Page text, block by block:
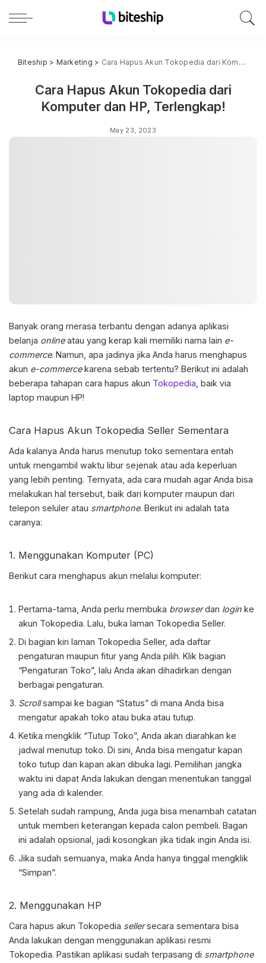
Biteship > Marketing > Cara Hapus Akun Tokopedia dari Komputer dan HP, Terlengkap!
Cara Hapus Akun Tokopedia dari
Komputer dan HP, Terlengkap!
May 23, 2023
Banyak orang merasa terbantu dengan adanya aplikasi
belanja onlineatau yang kerap kali memiliki nama lain e-
commerce. Namun, apa jadinya jika Anda harus menghapus
akun e-commercekarena sebab tertentu? Berikut ini adalah
beberapa tahapan cara hapus akun Tokopedia , baik via
laptop maupun HP!
Cara Hapus Akun Tokopedia Seller Sementara
Ada kalanya Anda harus menutup toko sementara entah
untuk mengambil waktu libur sejenak atau ada keperluan
yang lebih penting. Ternyata, ada cara mudah agar Anda bisa
melakukan hal tersebut, baik dari komputer maupun dari
telepon seluler atau smartphone. Berikut ini adalah tata
caranya:
1. Menggunakan Komputer (PC)
Berikut cara menghapus akun melalui komputer:
Pertama-tama, Anda perlu membuka browserdan login ke
akun Tokopedia. Lalu, buka laman Tokopedia Seller.
Di bagian kiri laman Tokopedia Seller, ada daftar
pengaturan maupun fitur yang Anda pilih. Klik bagian
“Pengaturan Toko”, lalu Anda akan dihadirkan dengan
berbagai pengaturan.
Scrollsampai ke bagian “Status” di mana Anda bisa
mengatur apakah toko atau buka atau tutup.
Ketika mengklik “Tutup Toko”, Anda akan diarahkan ke
jadwal menutup toko. Di sini, Anda bisa mengatur kapan
toko tutup dan kapan akan dibuka lagi. Pemilihan jangka
waktu ini dapat Anda lakukan dengan menentukan tanggal
yang ada di kalender.
Setelah sudah rampung, Anda juga bisa menambah catatan
untuk memberi keterangan kepada calon pembeli. Bagan
ini adalah opsional, jadi kosongkan jika tidak ingin Anda isi.
Jika sudah semuanya, maka Anda hanya tinggal mengklik
“Simpan”.
2. Menggunakan HP
Cara hapus akun Tokopedia sellersecara sementara bisa
Anda lakukan dengan menggunakan aplikasi resmi
Tokopedia. Pastikan aplikasi sudah terpasang di smartphone